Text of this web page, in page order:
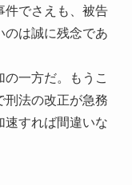
件でさえも、被告
のは誠に残念であ
一方だ。もうこ
刑法の改正が急務
速すれば間違いな